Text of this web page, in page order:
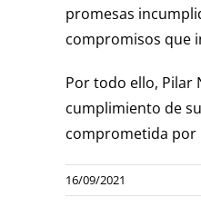
promesas
compromisos que
Por todo ello, Pilar
cumplimiento de
comprometida por
16/09/2021